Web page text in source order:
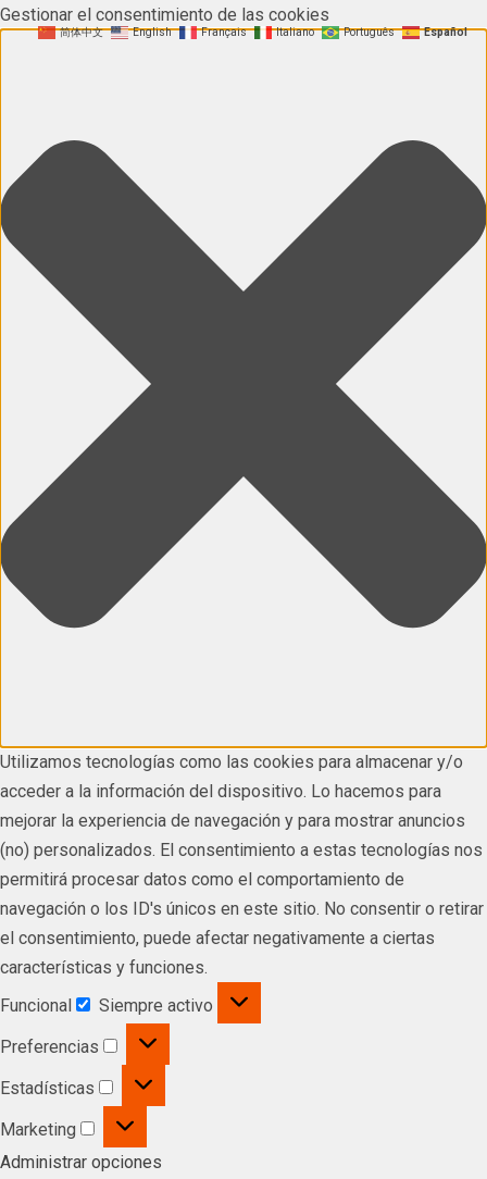
Gestionar el consentimiento de las cookies
Utilizamos tecnologías como las cookies para almacenar y/o
acceder a la información del dispositivo. Lo hacemos para
mejorar la experiencia de navegación y para mostrar anuncios
(no) personalizados. El consentimiento a estas tecnologías nos
permitirá procesar datos como el comportamiento de
navegación o los ID's únicos en este sitio. No consentir o retirar
el consentimiento, puede afectar negativamente a ciertas
características y funciones.
Funcional
Siempre activo
Preferencias
Estadísticas
Marketing
Administrar opciones
简体中文 English Français Italiano Português Español